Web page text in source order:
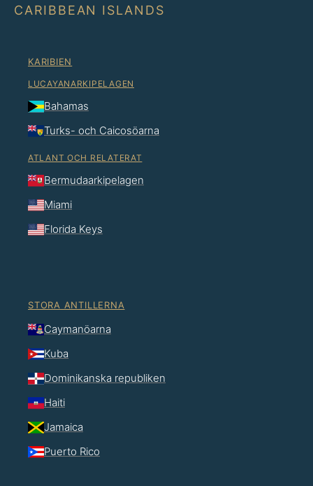
CARIBBEAN ISLANDS
KARIBIEN
LUCAYANARKIPELAGEN
Bahamas
Turks- och Caicosöarna
ATLANT OCH RELATERAT
Bermudaarkipelagen
Miami
Florida Keys
STORA ANTILLERNA
Caymanöarna
Kuba
Dominikanska republiken
Haiti
Jamaica
Puerto Rico